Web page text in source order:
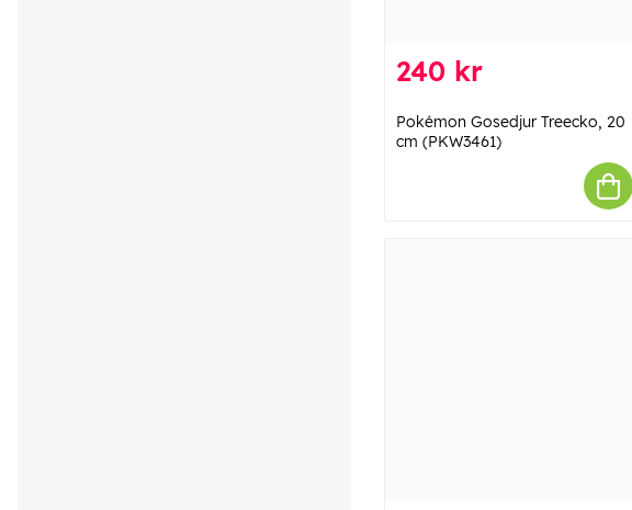
240 kr
Pokémon Gosedjur Treecko, 20
cm (PKW3461)